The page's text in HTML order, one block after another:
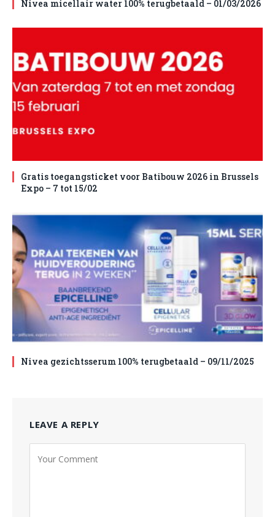
Nivea micellair water 100% terugbetaald – 01/03/2026
Gratis toegangsticket voor Batibouw 2026 in Brussels
Expo – 7 tot 15/02
Nivea gezichtsserum 100% terugbetaald – 09/11/2025
LEAVE A REPLY